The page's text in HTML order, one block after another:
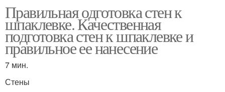
Правильная одготовка стен к
шпаклевке. Качественная
подготовка стен к шпаклевке и
правильное ее нанесение
7 мин.
Стены